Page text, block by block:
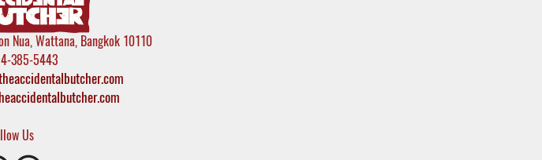
Nua, Wattana, Bangkok 10110
385-5443
Us